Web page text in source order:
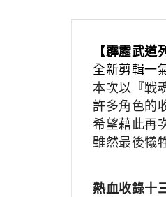
【霹靂武
全新剪輯一
本次以『戰
許多角色的
希望藉此再
雖然最後犧
熱血收錄十